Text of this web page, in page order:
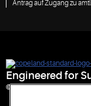
Antrag auf Zugang zu
Engineered for
© 2026 Copeland LP. All